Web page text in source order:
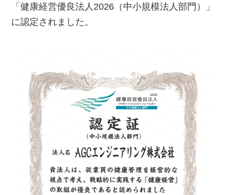
「健康経営優良法人2026（中小規模法人部門）」
に認定されました。